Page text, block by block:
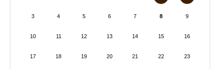
3 4 5 6 7 8 9
10 11 12 13 14 15 16
17 18 19 20 21 22 23